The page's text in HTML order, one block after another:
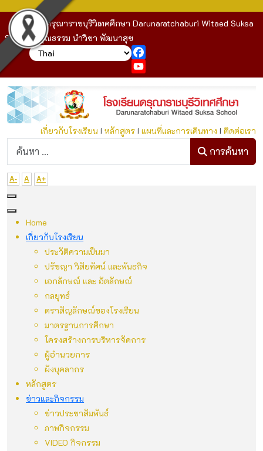
โรงเรียนดรุณาราชบุรีวิเทศศึกษา Darunaratchaburi Witaed Suksa
School : คุณธรรม นำวิชา พัฒนาสุข
YouTube
เกี่ยวกับโรงเรียนI หลักสูตรI แผนที่และการเดินทาง I ติดต่อเรา
ก
การค้นหา
A- A A+
Home
เกี่ยวกับโรงเรียน
ประวัติความเป็นมา
ปรัชญา วิสัยทัศน์ และพันธกิจ
เอกลักษณ์ และ อัตลักษณ์
กลยุทธ์
ตราสัญลักษณ์ของโรงเรียน
มาตรฐานการศึกษา
โครงสร้างการบริหารจัดการ
ผู้อำนวยการ
ผังบุคลากร
หลักสูตร
ข่าวและกิจกรรม
ข่าวประชาสัมพันธ์
ภาพกิจกรรม
VIDEO กิจกรรม